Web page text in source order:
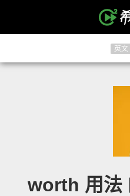
英文
worth 用法